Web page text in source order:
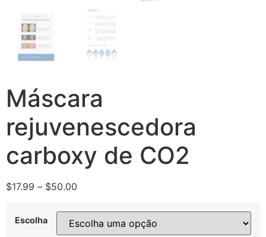
Máscara
rejuvenescedora
carboxy de CO2
$17.99 – $50.00
Escolha